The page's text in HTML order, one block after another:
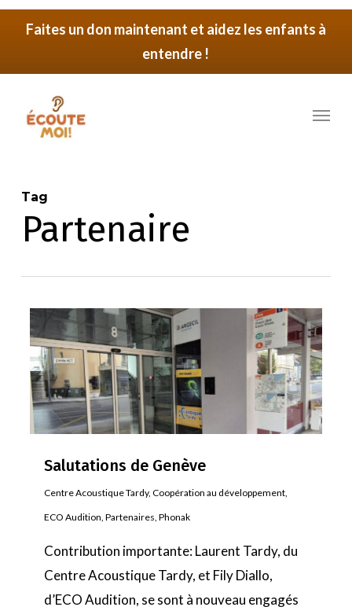
Skip
Faites un don maintenant et aidez les enfants à
entendre !
Menu
Tag
Partenaire
Salutations de Genève
Centre Acoustique Tardy,Coopération au développement
ECO Audition ,Partenaires ,Phonak
Contribution importante: Laurent Tardy, du
Centre Acoustique Tardy, et Fily Diallo,
d’ECO Audition, se sont à nouveau engagés